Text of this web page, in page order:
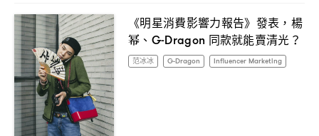
《明星消費影響力報告》發表 ， 楊
幂、 G-Dragon 同款就能賣清光 ？
范冰冰 G-Dragon Influencer Marketing